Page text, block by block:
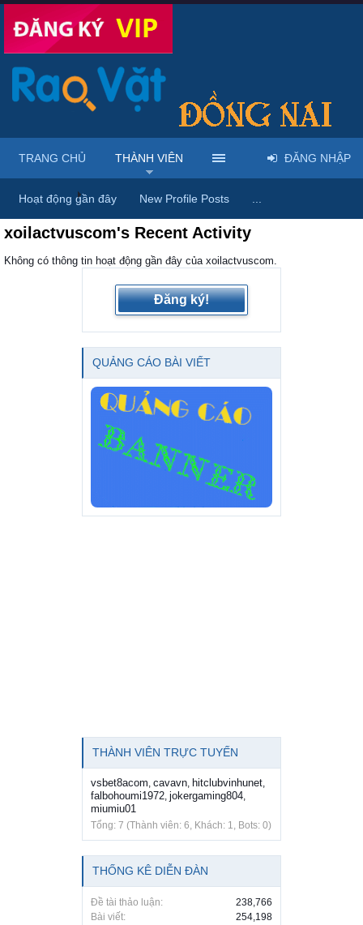
Trang chủ Thành viên
xoilactvuscom's Recent Activity
Không có thông tin hoạt động gần đây của xoilactvuscom.
Đăng ký!
QUẢNG CÁO BÀI VIẾT
THÀNH VIÊN TRỰC TUYẾN
vsbet8acom, cavavn, hitclubvinhunet,
falbohoumi1972, jokergaming804,
miumiu01
Tổng: 7 (Thành viên: 6, Khách: 1, Bots: 0)
THỐNG KÊ DIỄN ĐÀN
Đề tài thảo luận:
238,766
Bài viết:
254,198
TRANG CHỦ THÀNH VIÊN
Hoạt động gần đây New Profile Posts
ĐĂNG NHẬP